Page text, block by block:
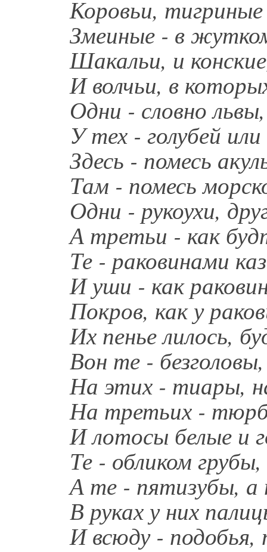
Коровьи, тигриные
Змеиные - в
Шакальи, и
И волчьи, в
Одни - словно
У тех - голубей
Здесь - помесь
Там - помесь
Одни - рукоухи,
А третьи - как
Те - раковинами
И уши - как
Покров, как у
Их пенье лилось,
Вон те -
На этих - тиары,
На третьих -
И лотосы белые и
Те - обликом
А те - пятизубы, а
В руках у них
И всюду - подобья,